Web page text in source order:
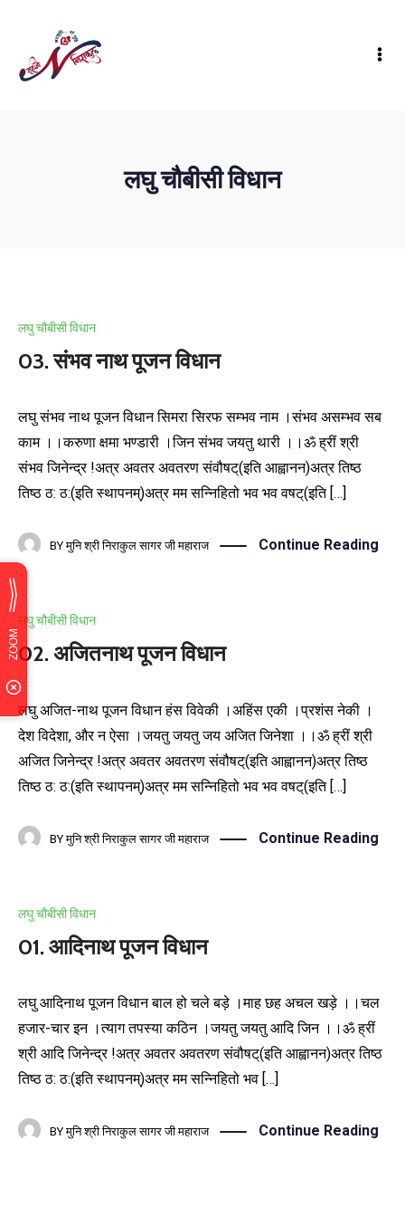
लघु चौबीसी विधान
लघु चौबीसी विधान
03. संभव नाथ पूजन विधान
लघु संभव नाथ पूजन विधान सिमरा सिरफ सम्भव नाम ।संभव असम्भव सब
काम ।।करुणा क्षमा भण्डारी ।जिन संभव जयतु थारी ।।ॐ ह्रीं श्री
संभव जिनेन्द्र !अत्र अवतर अवतरण संवौषट्(इति आह्वानन)अत्र तिष्ठ
तिष्ठ ठ: ठ:(इति स्थापनम्)अत्र मम सन्निहितो भव भव वषट्(इति […]
BY मुनि श्री निराकुल सागर जी महाराज Continue Reading
लघु चौबीसी विधान
02. अजितनाथ पूजन विधान
लघु अजित-नाथ पूजन विधान हंस विवेकी ।अहिंस एकी ।प्रशंस नेकी ।
देश विदेशा, और न ऐसा ।जयतु जयतु जय अजित जिनेशा ।।ॐ ह्रीं श्री
अजित जिनेन्द्र !अत्र अवतर अवतरण संवौषट्(इति आह्वानन)अत्र तिष्ठ
तिष्ठ ठ: ठ:(इति स्थापनम्)अत्र मम सन्निहितो भव भव वषट्(इति […]
BY मुनि श्री निराकुल सागर जी महाराज Continue Reading
लघु चौबीसी विधान
01. आदिनाथ पूजन विधान
लघु आदिनाथ पूजन विधान बाल हो चले बड़े ।माह छह अचल खड़े ।।चल
हजार-चार इन ।त्याग तपस्या कठिन ।जयतु जयतु आदि जिन ।।ॐ ह्रीं
श्री आदि जिनेन्द्र !अत्र अवतर अवतरण संवौषट्(इति आह्वानन)अत्र तिष्ठ
तिष्ठ ठ: ठ:(इति स्थापनम्)अत्र मम सन्निहितो भव […]
BY मुनि श्री निराकुल सागर जी महाराज Continue Reading